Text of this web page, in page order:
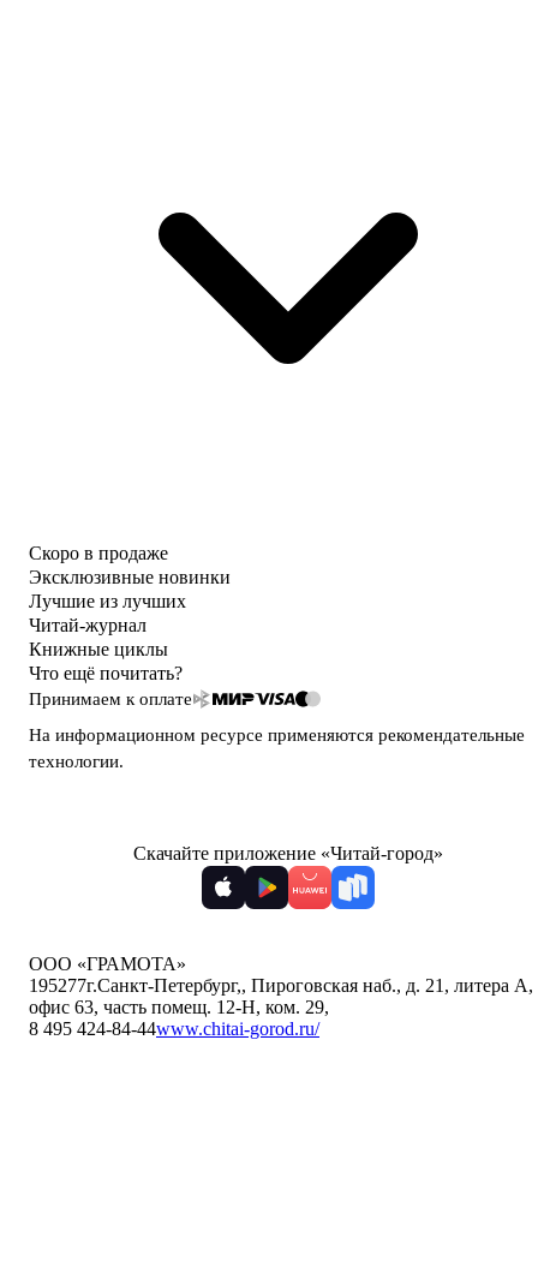
Скоро в продаже
Эксклюзивные новинки
Лучшие из лучших
Читай-журнал
Книжные циклы
Что ещё почитать?
Принимаем к оплате
На информационном ресурсе применяются рекомендательные
технологии.
Скачайте приложение «Читай-город»
ООО «ГРАМОТА»
195277г.Санкт-Петербург,, Пироговская наб., д. 21, литера А,
офис 63, часть помещ. 12-Н, ком. 29,
8 495 424-84-44www.chitai-gorod.ru/